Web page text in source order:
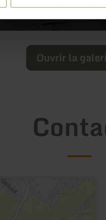
Ouvrir la